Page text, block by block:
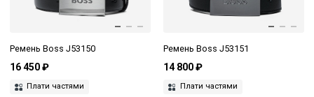
Ремень Boss J53150
16 450 ₽
Плати частями
Ремень Boss J53151
14 800 ₽
Плати частями